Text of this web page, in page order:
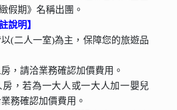
假期》名稱出團。
說明】
(二人一室)為主，保障您的旅遊品
，請洽業務確認加價費用。
房，若為一大人或一大人加一嬰兒
務確認加價費用。